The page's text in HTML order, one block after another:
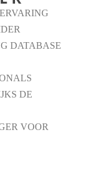
DATABASE
DE
VOOR